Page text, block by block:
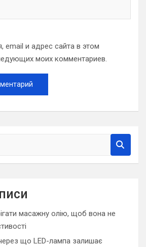
email и адрес сайта в этом
моих комментариев.
масажну олію, щоб вона не
через що LED-лампа залишає